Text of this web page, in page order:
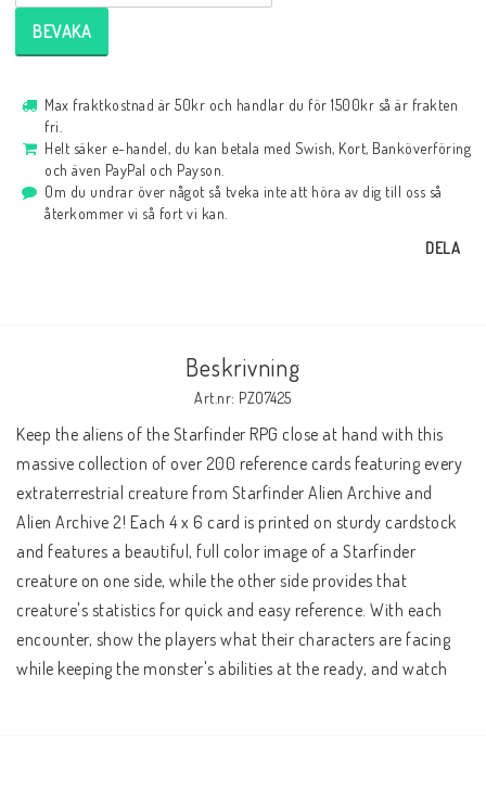
BEVAKA
Max fraktkostnad är 50kr och handlar du för 1500kr så är frakten
fri.
Helt säker e-handel, du kan betala med Swish, Kort, Banköverföring
och även PayPal och Payson.
Om du undrar över något så tveka inte att höra av dig till oss så
återkommer vi så fort vi kan.
DELA
Beskrivning
Art.nr: PZO7425
Keep the aliens of the Starfinder RPG close at hand with this
massive collection of over 200 reference cards featuring every
extraterrestrial creature from Starfinder Alien Archive and
Alien Archive 2! Each 4 x 6 card is printed on sturdy cardstock
and features a beautiful, full color image of a Starfinder
creature on one side, while the other side provides that
creature's statistics for quick and easy reference. With each
encounter, show the players what their characters are facing
while keeping the monster's abilities at the ready, and watch